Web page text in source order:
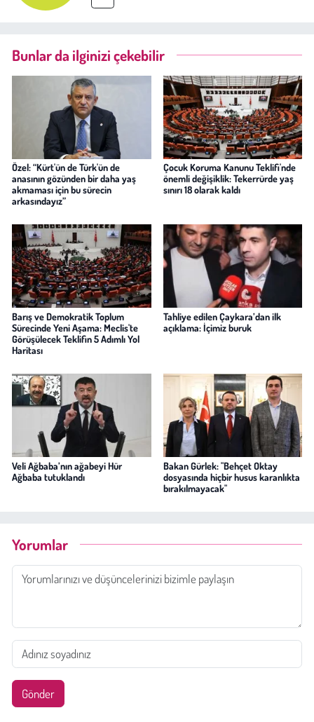
Bunlar da ilginizi çekebilir
Özel: “Kürt'ün de Türk'ün de
anasının gözünden bir daha yaş
akmaması için bu sürecin
arkasındayız”
Çocuk Koruma Kanunu Teklifi'nde
önemli değişiklik: Tekerrürde yaş
sınırı 18 olarak kaldı
Barış ve Demokratik Toplum
Sürecinde Yeni Aşama: Meclis'te
Görüşülecek Teklifin 5 Adımlı Yol
Haritası
Tahliye edilen Çaykara’dan ilk
açıklama: İçimiz buruk
Veli Ağbaba’nın ağabeyi Hür
Ağbaba tutuklandı
Bakan Gürlek: "Behçet Oktay
dosyasında hiçbir husus karanlıkta
bırakılmayacak"
Yorumlar
Gönder